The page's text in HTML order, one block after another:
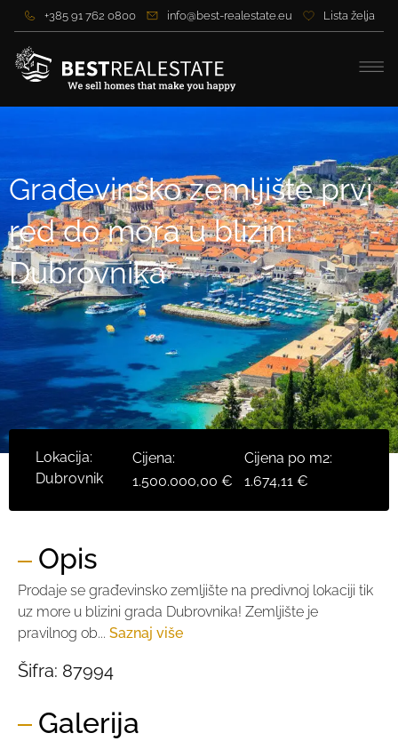
+385 91 762 0800 info@best-realestate.eu Lista želja
Građevinsko zemljište prvi
red do mora u blizini
Dubrovnika
Lokacija:
Dubrovnik
Cijena:
1.500.000,00 €
Cijena po m2:
1.674,11 €
Opis
Prodaje se građevinsko zemljište na predivnoj lokaciji tik
uz more u blizini grada Dubrovnika! Zemljište je
pravilnog ob... Saznaj više
Šifra: 87994
Galerija